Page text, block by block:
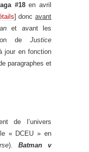
#18en avril
] donc avant
et avant les
de Justice
jour en fonction
paragraphes et
de l’univers
« DCEU » en
). Batman v